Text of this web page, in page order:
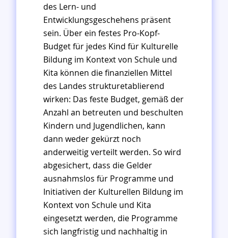
des Lern- und
Entwicklungsgeschehens präsent
sein. Über ein festes Pro-Kopf-
Budget für jedes Kind für Kulturelle
Bildung im Kontext von Schule und
Kita können die finanziellen Mittel
des Landes strukturetablierend
wirken: Das feste Budget, gemäß der
Anzahl an betreuten und beschulten
Kindern und Jugendlichen, kann
dann weder gekürzt noch
anderweitig verteilt werden. So wird
abgesichert, dass die Gelder
ausnahmslos für Programme und
Initiativen der Kulturellen Bildung im
Kontext von Schule und Kita
eingesetzt werden, die Programme
sich langfristig und nachhaltig in